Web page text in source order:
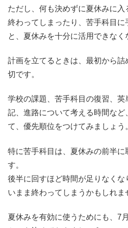
ただし、何も決めずに夏休みに
終わってしまったり、苦手科目に
と、夏休みを十分に活用できなく
計画を立てるときは、最初から
切です。
学校の課題、苦手科目の復習、
記、進路について考える時間など
て、優先順位をつけてみましょう
特に苦手科目は、夏休みの前半
す。
後半に回すほど時間が足りなく
いまま終わってしまうかもしれま
夏休みを有効に使うためにも、7